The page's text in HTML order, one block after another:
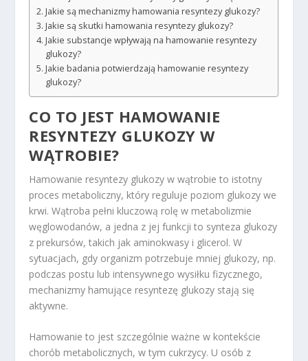
Jakie są mechanizmy hamowania resyntezy glukozy?
Jakie są skutki hamowania resyntezy glukozy?
Jakie substancje wpływają na hamowanie resyntezy
glukozy?
Jakie badania potwierdzają hamowanie resyntezy
glukozy?
CO TO JEST HAMOWANIE
RESYNTEZY GLUKOZY W
WĄTROBIE?
Hamowanie resyntezy glukozy w wątrobie to istotny
proces metaboliczny, który reguluje poziom glukozy we
krwi. Wątroba pełni kluczową rolę w metabolizmie
węglowodanów, a jedna z jej funkcji to synteza glukozy
z prekursów, takich jak aminokwasy i glicerol. W
sytuacjach, gdy organizm potrzebuje mniej glukozy, np.
podczas postu lub intensywnego wysiłku fizycznego,
mechanizmy hamujące resyntezę glukozy stają się
aktywne.
Hamowanie to jest szczególnie ważne w kontekście
chorób metabolicznych, w tym cukrzycy. U osób z